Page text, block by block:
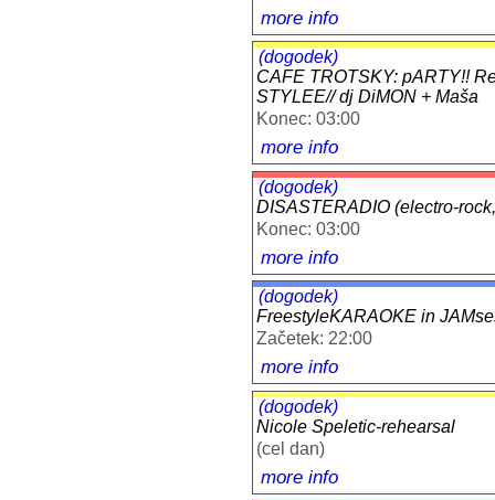
more info
(dogodek)
CAFE TROTSKY: pARTY!!
STYLEE// dj DiMON + Maša
Konec: 03:00
more info
(dogodek)
DISASTERADIO (electro-
Konec: 03:00
more info
(dogodek)
FreestyleKARAOKE in
Začetek: 22:00
more info
(dogodek)
Nicole Speletic-rehearsal
(cel dan)
more info